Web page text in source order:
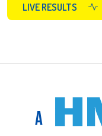
LIVE RESULTS
A